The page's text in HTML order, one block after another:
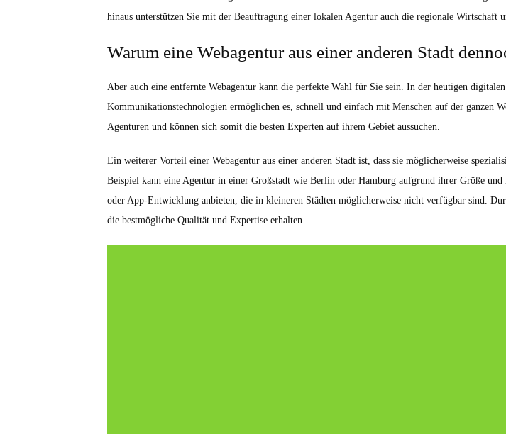
hinaus unterstützen Sie mit der Beauftragung einer lokalen Agentur auch die regionale Wirtschaft
Warum eine Webagentur aus einer anderen Stadt
Aber auch eine entfernte Webagentur kann die perfekte Wahl für Sie sein. In der heutigen
Kommunikationstechnologien ermöglichen es, schnell und einfach mit Menschen auf der
Agenturen und können sich somit die besten Experten auf ihrem Gebiet aussuchen.
Ein weiterer Vorteil einer Webagentur aus einer anderen Stadt ist, dass sie möglicherweise
Beispiel kann eine Agentur in einer Großstadt wie Berlin oder Hamburg aufgrund ihrer Größe
oder App-Entwicklung anbieten, die in kleineren Städten möglicherweise nicht verfügbar sind.
die bestmögliche Qualität und Expertise erhalten.